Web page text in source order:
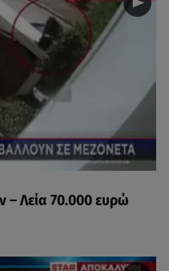
– Λεία 70.000 ευρώ